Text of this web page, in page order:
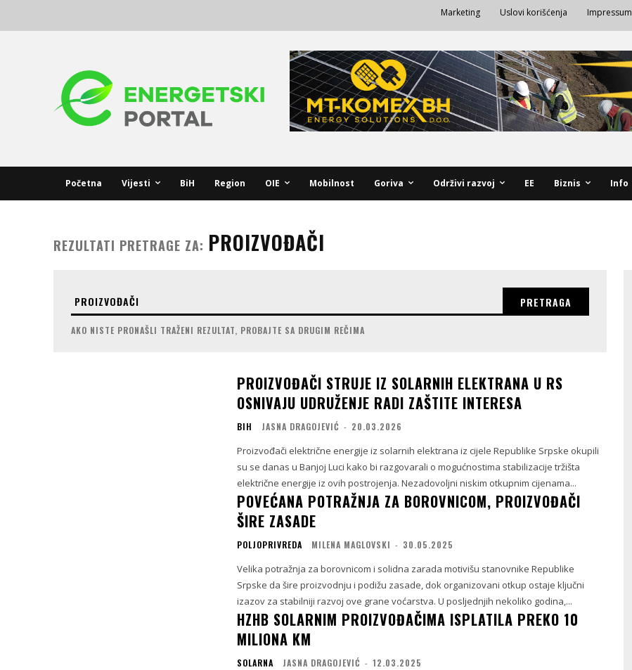
Marketing Uslovi korišćenja Impressum
Početna Vijesti BiH Region OIE Mobilnost Goriva Održivi razvoj EE Biznis Info
REZULTATI PRETRAGE ZA: PROIZVOĐAČI
PRETRAGA
AKO NISTE PRONAŠLI TRAŽENI REZULTAT, PROBAJTE SA DRUGIM REČIMA
PROIZVOĐAČI STRUJE IZ SOLARNIH ELEKTRANA U RS
OSNIVAJU UDRUŽENJE RADI ZAŠTITE INTERESA
BIH JASNA DRAGOJEVIĆ - 20.03.2026
Proizvođači električne energije iz solarnih elektrana iz cijele Republike Srpske okupili
su se danas u Banjoj Luci kako bi razgovarali o mogućnostima stabilizacije tržišta
električne energije iz ovih postrojenja. Nezadovoljni niskim otkupnim cijenama...
POVEĆANA POTRAŽNJA ZA BOROVNICOM, PROIZVOĐAČI
ŠIRE ZASADE
POLJOPRIVREDA MILENA MAGLOVSKI - 30.05.2025
Velika potražnja za borovnicom i solidna zarada motivišu stanovnike Republike
Srpske da šire proizvodnju i podižu zasade, dok organizovani otkup ostaje ključni
izazov za stabilniji razvoj ove grane voćarstva. U posljednjih nekoliko godina,...
HZHB SOLARNIM PROIZVOĐAČIMA ISPLATILA PREKO 10
MILIONA KM
SOLARNA JASNA DRAGOJEVIĆ - 12.03.2025